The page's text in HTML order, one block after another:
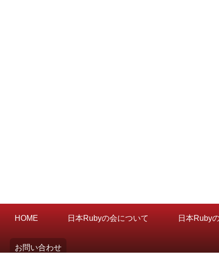
HOME 日本Rubyの会について 日本Ruby
お問い合わせ